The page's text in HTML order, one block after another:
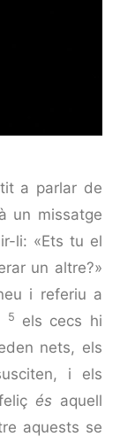
a parlar de
un missatge
li: «Ets tu el
un altre?»
i referiu a
5 els cecs hi
nets, els
i els
és aquell
aquests se